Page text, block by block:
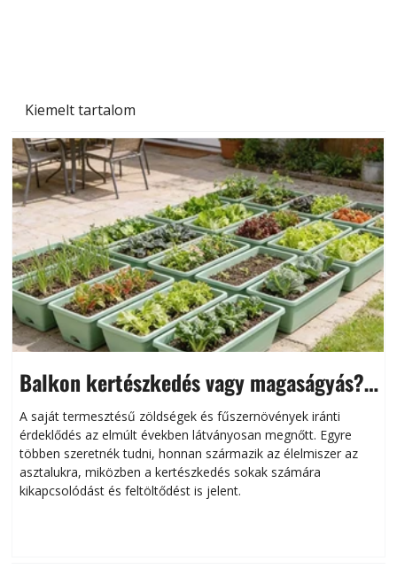
Kiemelt tartalom
Balkon kertészkedés vagy magaságyás?
Helytakarékos kertészkedés
A saját termesztésű zöldségek és fűszernövények iránti
érdeklődés az elmúlt években látványosan megnőtt. Egyre
többen szeretnék tudni, honnan származik az élelmiszer az
asztalukra, miközben a kertészkedés sokak számára
kikapcsolódást és feltöltődést is jelent.